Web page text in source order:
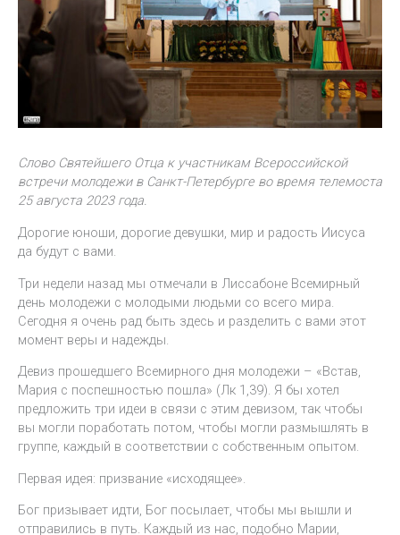
Слово Святейшего Отца к участникам Всероссийской
встречи молодежи в Санкт-Петербурге во время телемоста
25 августа 2023 года.
Дорогие юноши, дорогие девушки, мир и радость Иисуса
да будут с вами.
Три недели назад мы отмечали в Лиссабоне Всемирный
день молодежи с молодыми людьми со всего мира.
Сегодня я очень рад быть здесь и разделить с вами этот
момент веры и надежды.
Девиз прошедшего Всемирного дня молодежи – «Встав,
Мария с поспешностью пошла» (Лк 1,39). Я бы хотел
предложить три идеи в связи с этим девизом, так чтобы
вы могли поработать потом, чтобы могли размышлять в
группе, каждый в соответствии с собственным опытом.
Первая идея: призвание «исходящее».
Бог призывает идти, Бог посылает, чтобы мы вышли и
отправились в путь. Каждый из нас, подобно Марии,